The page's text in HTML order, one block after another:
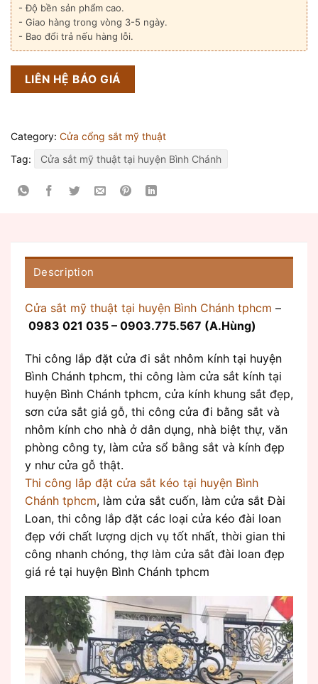
- Độ bền sản phẩm cao.
- Giao hàng trong vòng 3-5 ngày.
- Bao đổi trả nếu hàng lỗi.
LIÊN HỆ BÁO GIÁ
Category: Cửa cổng sắt mỹ thuật
Tag:
Cửa sắt mỹ thuật tại huyện Bình Chánh
Description
Cửa sắt mỹ thuật tại huyện Bình Chánh tphcm –
0983 021 035 – 0903.775.567 (A.Hùng)
Thi công lắp đặt cửa đi sắt nhôm kính tại huyện
Bình Chánh tphcm, thi công làm cửa sắt kính tại
huyện Bình Chánh tphcm, cửa kính khung sắt đẹp,
sơn cửa sắt giả gỗ, thi công cửa đi bằng sắt và
nhôm kính cho nhà ở dân dụng, nhà biệt thự, văn
phòng công ty, làm cửa sổ bằng sắt và kính đẹp
y như cửa gỗ thật.
Thi công lắp đặt cửa sắt kéo tại huyện Bình
Chánh tphcm, làm cửa sắt cuốn, làm cửa sắt Đài
Loan, thi công lắp đặt các loại cửa kéo đài loan
đẹp với chất lượng dịch vụ tốt nhất, thời gian thi
công nhanh chóng, thợ làm cửa sắt đài loan đẹp
giá rẻ tại huyện Bình Chánh tphcm